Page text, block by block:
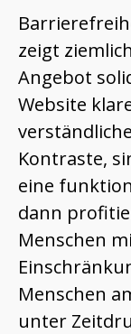
zeigt
Angebot
Website
Kontraste,
eine
dann
Menschen
Menschen
unter